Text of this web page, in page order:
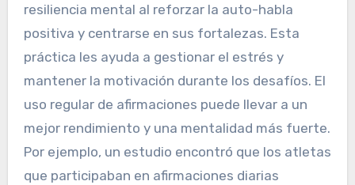
resiliencia mental al reforzar la auto-habla
positiva y centrarse en sus fortalezas. Esta
práctica les ayuda a gestionar el estrés y
mantener la motivación durante los desafíos. El
uso regular de afirmaciones puede llevar a un
mejor rendimiento y una mentalidad más fuerte.
Por ejemplo, un estudio encontró que los atletas
que participaban en afirmaciones diarias